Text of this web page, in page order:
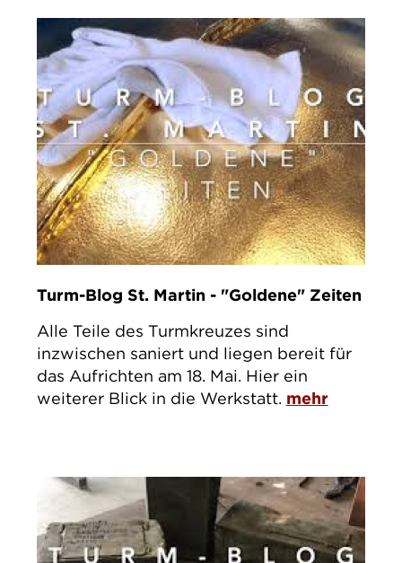
Turm-Blog St. Martin - "Goldene" Zeiten
Alle Teile des Turmkreuzes sind
inzwischen saniert und liegen bereit für
das Aufrichten am 18. Mai. Hier ein
weiterer Blick in die Werkstatt. mehr